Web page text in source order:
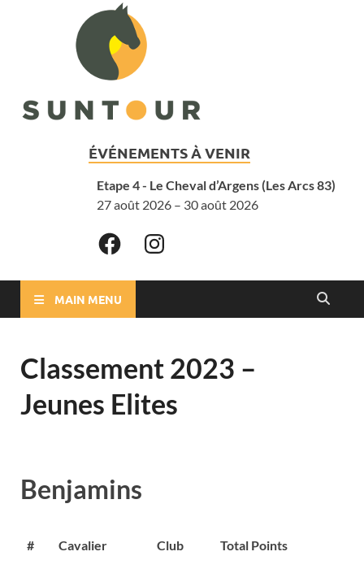
ÉVÉNEMENTS À VENIR
Etape 4 - Le Cheval d’Argens (Les Arcs 83)
27 août 2026 – 30 août 2026
MAIN MENU
Classement 2023 –
Jeunes Elites
Benjamins
# Cavalier Club Total Points